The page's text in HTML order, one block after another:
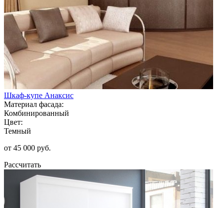
Шкаф-купе Анаксис
Материал фасада:
Комбинированный
Цвет:
Темный
от 45 000 руб.
Рассчитать